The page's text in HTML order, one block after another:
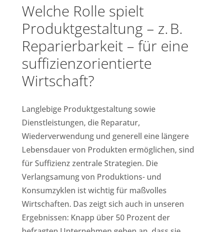
Welche Rolle spielt
Produktgestaltung – z. B.
Reparierbarkeit – für eine
suffizienzorientierte
Wirtschaft?
Langlebige Produktgestaltung sowie
Dienstleistungen, die Reparatur,
Wiederverwendung und generell eine längere
Lebensdauer von Produkten ermöglichen, sind
für Suffizienz zentrale Strategien. Die
Verlangsamung von Produktions- und
Konsumzyklen ist wichtig für maßvolles
Wirtschaften. Das zeigt sich auch in unseren
Ergebnissen: Knapp über 50 Prozent der